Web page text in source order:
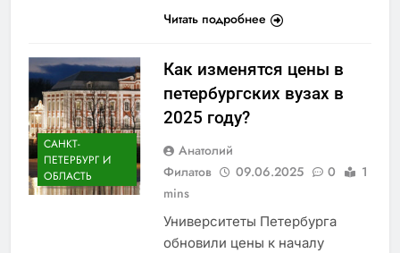
Читать подробнее
САНКТ-
ПЕТЕРБУРГ И
ОБЛАСТЬ
Как изменятся цены в
петербургских вузах в
2025 году?
Анатолий
Филатов
09.06.2025 0
1
mins
Университеты Петербурга
обновили цены к началу